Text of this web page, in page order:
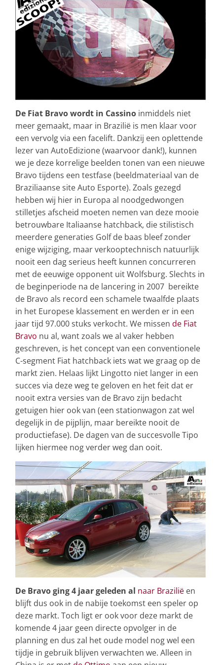
De Fiat Bravo wordt in Cassino inmiddels niet
meer gemaakt, maar in Brazilië is men klaar voor
een vervolg via een facelift. Dankzij een oplettende
lezer van AutoEdizione (waarvoor dank!), kunnen
we je deze korrelige beelden tonen van een nieuwe
Bravo tijdens een testfase (beeldmateriaal van de
Braziliaanse site Auto Esporte). Zoals gezegd
hebben wij hier in Europa al noodgedwongen
stilletjes afscheid moeten nemen van deze mooie
betrouwbare Italiaanse hatchback, die stilistisch
meerdere generaties Golf de baas bleef zonder
enige wijziging, maar verkooptechnisch natuurlijk
nooit een dag serieus heeft kunnen concurreren
met de eeuwige opponent uit Wolfsburg. Slechts in
de beginperiode na de lancering in 2007 bereikte
de Bravo als record een schamele twaalfde plaats
in het Europese klassement en werden er in een
jaar tijd 97.000 stuks verkocht. We missen de Fiat
Bravo nu al, want zoals we al vaker hebben
geschreven, is het concept van een conventionele
C-segment Fiat hatchback iets wat we graag op de
markt zien. Helaas lijkt Lingotto niet langer in een
succes via deze weg te geloven en het feit dat er
nooit extra versies van de Bravo zijn bedacht
getuigen hier ook van (een stationwagon zat wel
degelijk in de pijplijn, maar bereikte nooit de
productiefase). De dagen van de succesvolle Tipo
lijken hiermee nog verder weg dan ooit.
De Bravo ging 4 jaar geleden al naar Brazilië en
blijft dus ook in de nabije toekomst een speler op
deze markt. Toch ligt er ook voor deze markt de
komende 4 jaar geen directe opvolger in de
planning en dus zal het oude model nog wel een
tijdje in gebruik blijven verwachten we. Alleen in